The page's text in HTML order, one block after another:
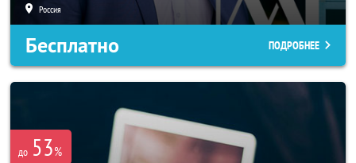
Россия
Бесплатно ПОДРОБНЕЕ
до 53%